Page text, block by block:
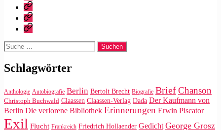
Zitate
|
Tweets
Impressum/Datenschutz
Rechteanfrage
Suche
nach:
Schlagwörter
Anthologie Autobiografie Berlin Bertolt Brecht Biografie BriefChanson
Christoph Buchwald Claassen Claassen-Verlag Dada Der Kaufmann von
Berlin Die verlorene Bibliothek Erinnerungen Erwin Piscator
Exil Flucht Frankreich Friedrich Hollaender Gedicht George Grosz